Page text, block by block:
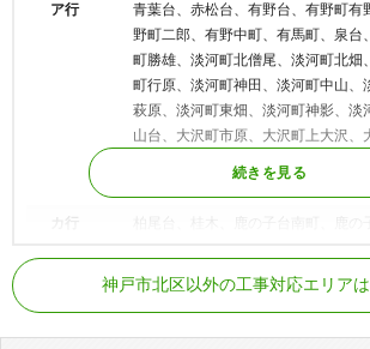
ア行
青葉台、赤松台、有野台、有野町有
野町二郎、有野中町、有馬町、泉台
町勝雄、淡河町北僧尾、淡河町北畑
町行原、淡河町神田、淡河町中山、
萩原、淡河町東畑、淡河町神影、淡
山台、大沢町市原、大沢町上大沢、
簾、大沢町中大沢、大沢町日西原
カ行
幸陽町、広陵町
サ行
桜森町、しあわせの村、菖蒲が丘、
町、鈴蘭台西町、鈴蘭台南町、鈴蘭
JR福知山線（JR宝塚線） 道場駅
神戸電鉄有馬線
鈴蘭台駅、
神戸市北区以外の工事対応エリア